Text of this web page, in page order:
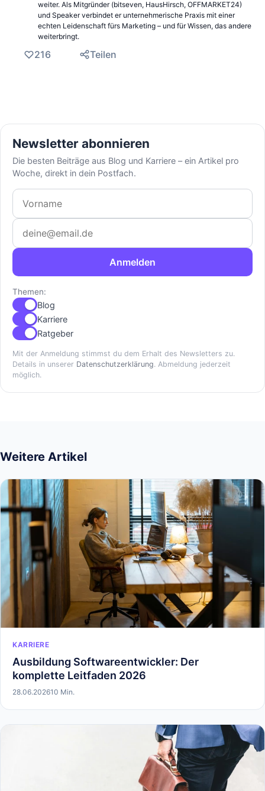
weiter. Als Mitgründer (bitseven, HausHirsch, OFFMARKET24)
und Speaker verbindet er unternehmerische Praxis mit einer
echten Leidenschaft fürs Marketing – und für Wissen, das andere
weiterbringt.
216 Teilen
Newsletter abonnieren
Die besten Beiträge aus Blog und Karriere – ein Artikel pro
Woche, direkt in dein Postfach.
Vorname
E-Mail-Adresse
Anmelden
Themen:
Blog
Karriere
Ratgeber
Mit der Anmeldung stimmst du dem Erhalt des Newsletters zu.
Details in unserer Datenschutzerklärung. Abmeldung jederzeit
möglich.
Weitere Artikel
KARRIERE
Ausbildung Softwareentwickler: Der
komplette Leitfaden 2026
28.06.202610 Min.